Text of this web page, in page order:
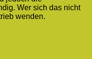
Wer sich das nicht
wenden.